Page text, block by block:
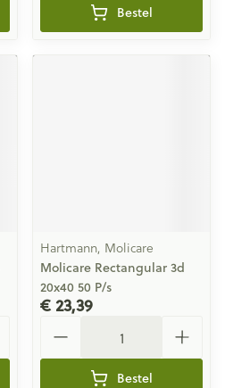
Bestel
Hartmann, Molicare
Molicare Rectangular 3d
20x40 50 P/s
€ 23,39
Bestel